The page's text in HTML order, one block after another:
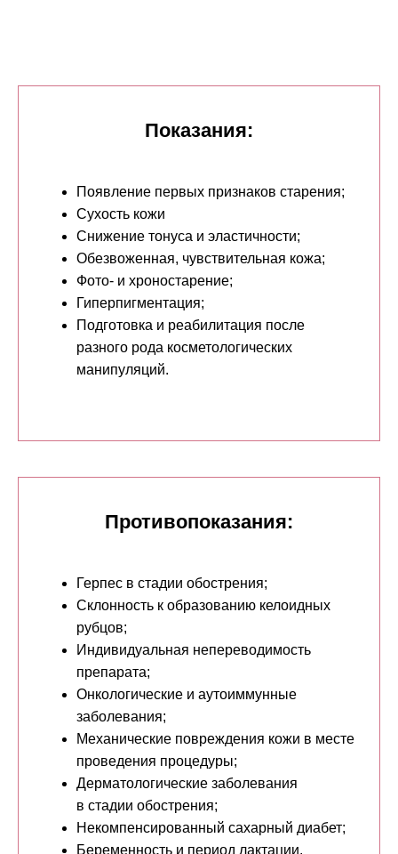
Показания:
Появление первых признаков старения;
Сухость кожи
Снижение тонуса и эластичности;
Обезвоженная, чувствительная кожа;
Фото- и хроностарение;
Гиперпигментация;
Подготовка и реабилитация после
разного рода косметологических
манипуляций.
Противопоказания:
Герпес в стадии обострения;
Склонность к образованию келоидных
рубцов;
Индивидуальная непереводимость
препарата;
Онкологические и аутоиммунные
заболевания;
Механические повреждения кожи в месте
проведения процедуры;
Дерматологические заболевания
в стадии обострения;
Некомпенсированный сахарный диабет;
Беременность и период лактации.
+7
Оставить заявку
конфиденцильности и пользовательским